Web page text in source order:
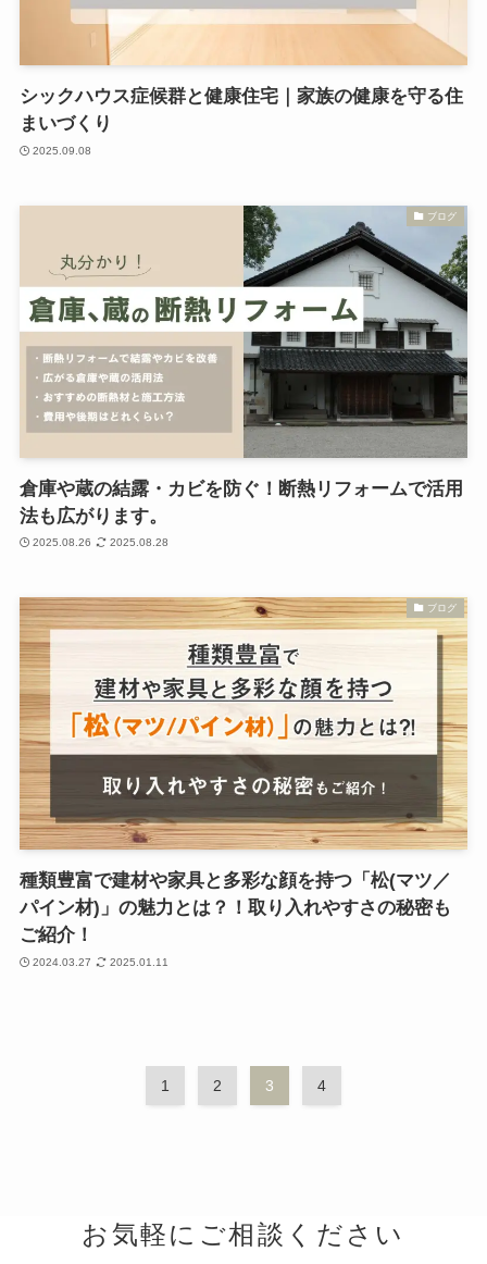
シックハウス症候群と健康住宅｜家族の健康を守る住
まいづくり
2025.09.08
ブログ
倉庫や蔵の結露・カビを防ぐ！断熱リフォームで活用
法も広がります。
2025.08.26 2025.08.28
ブログ
種類豊富で建材や家具と多彩な顔を持つ「松(マツ／
パイン材)」の魅力とは？！取り入れやすさの秘密も
ご紹介！
2024.03.27 2025.01.11
1 2 3 4
お気軽にご相談ください